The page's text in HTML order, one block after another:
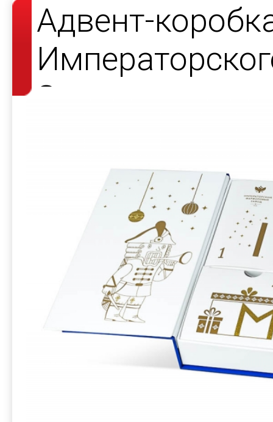
Адвент-
Завода